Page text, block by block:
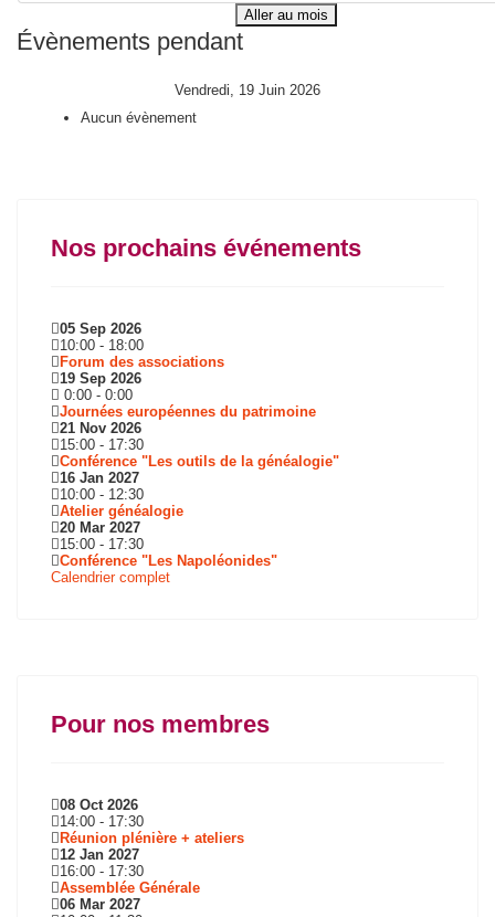
Aller au mois
Évènements pendant
Vendredi, 19 Juin 2026
Aucun évènement
Nos prochains événements
05 Sep 2026
10:00 - 18:00
Forum des associations
19 Sep 2026
0:00 - 0:00
Journées européennes du patrimoine
21 Nov 2026
15:00 - 17:30
Conférence "Les outils de la généalogie"
16 Jan 2027
10:00 - 12:30
Atelier généalogie
20 Mar 2027
15:00 - 17:30
Conférence "Les Napoléonides"
Calendrier complet
Pour nos membres
08 Oct 2026
14:00 - 17:30
Réunion plénière + ateliers
12 Jan 2027
16:00 - 17:30
Assemblée Générale
06 Mar 2027